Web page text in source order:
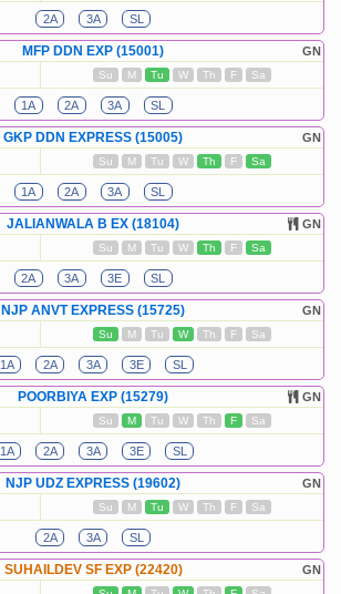
2A
3A SL
GN
MFP DDN EXP (15001)
Su M Tu W Th F Sa
1A 2A 3A SL
GN
GKP DDN EXPRESS (15005)
Su M Tu W Th F Sa
1A 2A 3A SL
GN
JALIANWALA B EX (18104)
Su M Tu W Th F Sa
2A 3A 3E SL
GN
NJP ANVT EXPRESS (15725)
Su M Tu W Th F Sa
1A 2A 3A 3E SL
GN
POORBIYA EXP (15279)
Su M Tu W Th F Sa
1A 2A 3A 3E SL
GN
NJP UDZ EXPRESS (19602)
Su M Tu W Th F Sa
2A 3A SL
GN
SUHAILDEV SF EXP (22420)